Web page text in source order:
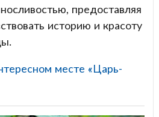
предоставляя
историю и красоту
месте «Царь-